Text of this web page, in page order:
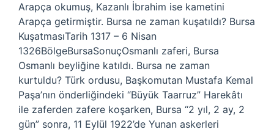
Arapça okumuş, Kazanlı İbrahim ise kametini
Arapça getirmiştir. Bursa ne zaman kuşatıldı? Bursa
KuşatmasıTarih 1317 – 6 Nisan
1326BölgeBursaSonuçOsmanlı zaferi, Bursa
Osmanlı beyliğine katıldı. Bursa ne zaman
kurtuldu? Türk ordusu, Başkomutan Mustafa Kemal
Paşa’nın önderliğindeki “Büyük Taarruz” Harekâtı
ile zaferden zafere koşarken, Bursa “2 yıl, 2 ay, 2
gün” sonra, 11 Eylül 1922’de Yunan askerleri